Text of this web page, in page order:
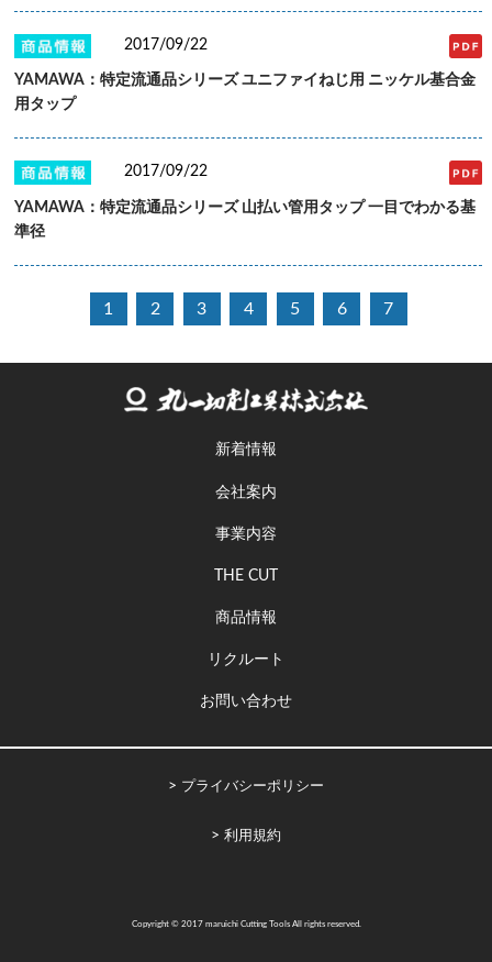
2017/09/22
YAMAWA：特定流通品シリーズ ユニファイねじ用 ニッケル基合金
用タップ
2017/09/22
YAMAWA：特定流通品シリーズ 山払い管用タップ 一目でわかる基
準径
1 2 3 4 5 6 7
新着情報
会社案内
事業内容
THE CUT
商品情報
リクルート
お問い合わせ
プライバシーポリシー
利用規約
Copyright © 2017 maruichi Cutting Tools All rights reserved.